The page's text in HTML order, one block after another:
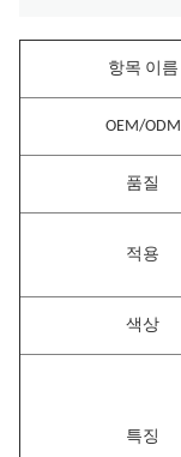
항목 이름
OEM/ODM
품질
적용
색상
특징